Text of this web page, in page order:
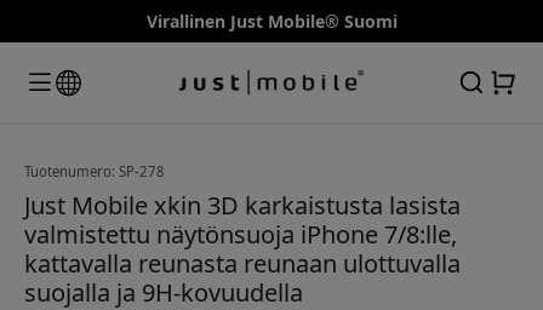
Virallinen Just Mobile® Suomi
Tuotenumero: SP-278
Just Mobile xkin 3D karkaistusta lasista
valmistettu näytönsuoja iPhone 7/8:lle,
kattavalla reunasta reunaan ulottuvalla
suojalla ja 9H-kovuudella